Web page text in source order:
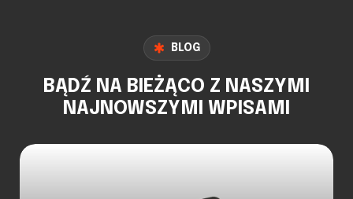
BLOG
BĄDŹ NA BIEŻĄCO Z NASZYMI
NAJNOWSZYMI WPISAMI